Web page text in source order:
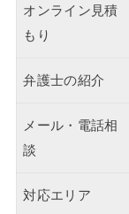
オンライン見積
もり
弁護士の紹介
メール・電話相
談
対応エリア